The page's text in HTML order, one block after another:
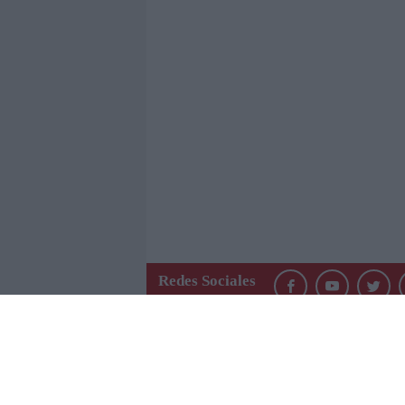
Redes Sociales